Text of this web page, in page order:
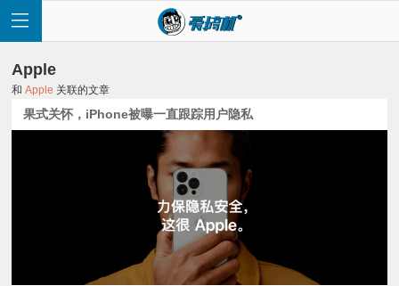
Apple
和Apple 关联的文章
果式关怀，iPhone被曝一直跟踪用户隐私